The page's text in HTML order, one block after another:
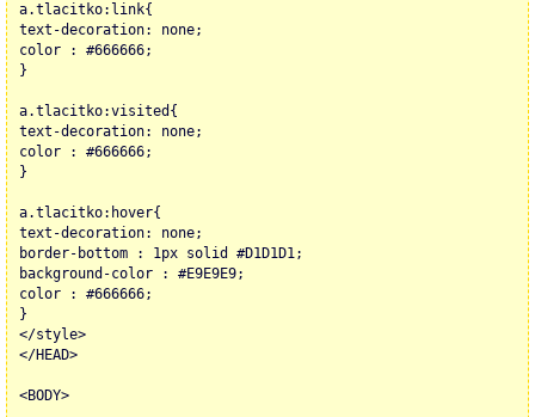
a.tlacitko:link{
text-decoration: none;
color : #666666;
}
a.tlacitko:visited{
text-decoration: none;
color : #666666;
}
a.tlacitko:hover{
text-decoration: none;
border-bottom : 1px solid #D1D1D1;
background-color : #E9E9E9;
color : #666666;
}
</style>
</HEAD>
<BODY>